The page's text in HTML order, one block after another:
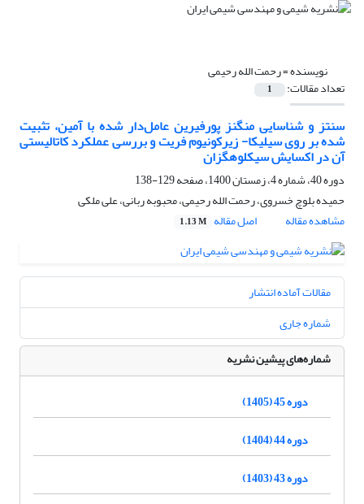
نویسنده =رحمت الله رحیمی
تعداد مقالات: 1
سنتز و شناسایی منگنز پورفیرین عامل‌دار شده با آمین، تثبیت
شده بر روی سیلیکا- زیرکونیوم فریت و بررسی عملکرد کاتالیستی
آن در اکسایش سیکلوهگزان
دوره 40، شماره 4، زمستان 1400، صفحه
129-138
حمیده بلوچ خسروی، رحمت الله رحیمی، محبوبه ربانی، علی ملکی
مشاهده مقاله
اصل مقاله 1.13 M
مقالات آماده انتشار
شماره جاری
شماره‌های پیشین نشریه
دوره 45 (1405)
دوره 44 (1404)
دوره 43 (1403)